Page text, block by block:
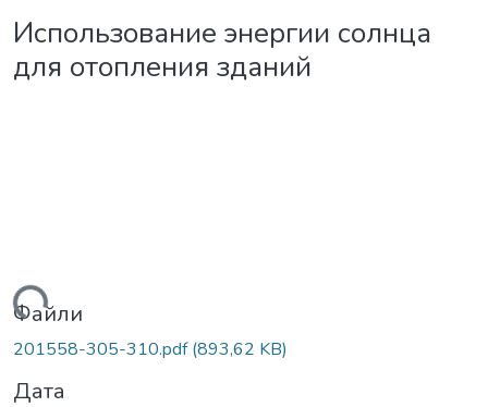
Использование энергии солнца
для отопления зданий
Файли
201558-305-310.pdf(893,62 KB)
Дата